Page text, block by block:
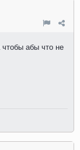
абы что не